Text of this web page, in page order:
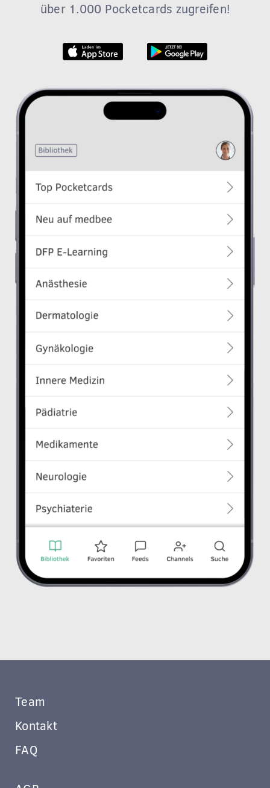
über 1.000 Pocketcards zugreifen!
Team
Kontakt
FAQ